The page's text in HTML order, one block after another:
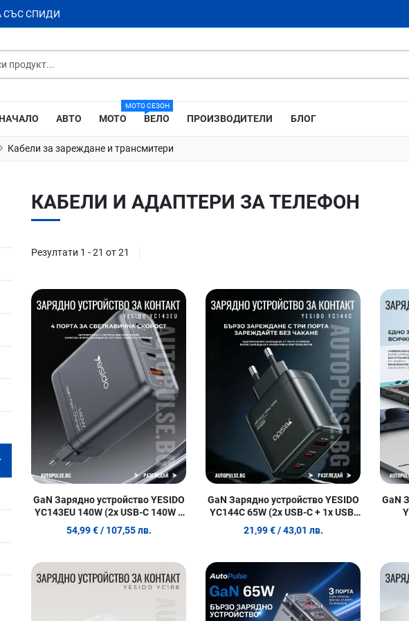
СЪС СПИДИ
НАЧАЛО АВТО МОТО
МОТО СЕЗОН
ВЕЛО ПРОИЗВОДИТЕЛИ БЛОГ
Кабели за зареждане и трансмитери
КАБЕЛИ И АДАПТЕРИ ЗА ТЕЛЕФОН
Резултати 1 - 21 от 21
Добави в любими
Сравни продукт
GaN Зарядно устройство YESIDO
YC143EU 140W (2x USB-C 140W +
2x 30W)
54,99 € / 107,55 лв.
Добави
Сравни
Quick
GaN Зарядно устройство YESIDO
YC144C 65W (2x USB-C + 1x USB-
A)
21,99 € / 43,01 лв.
GaN
Добави в любими
Сравни продукт
Добави
Сравни